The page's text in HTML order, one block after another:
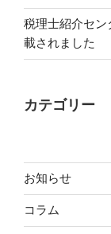
税理士紹介セ
載されました
カテゴリー
お知らせ
コラム